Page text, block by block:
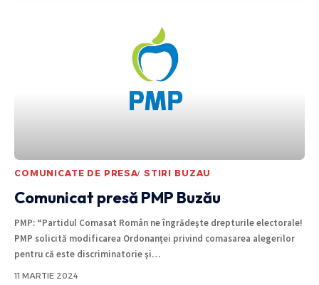
COMUNICATE DE PRESA STIRI BUZAU
Comunicat presă PMP Buzău
PMP: “Partidul Comasat Român ne îngrădeşte drepturile electorale!
PMP solicită modificarea Ordonanţei privind comasarea alegerilor
pentru că este discriminatorie şi…
11 MARTIE 2024